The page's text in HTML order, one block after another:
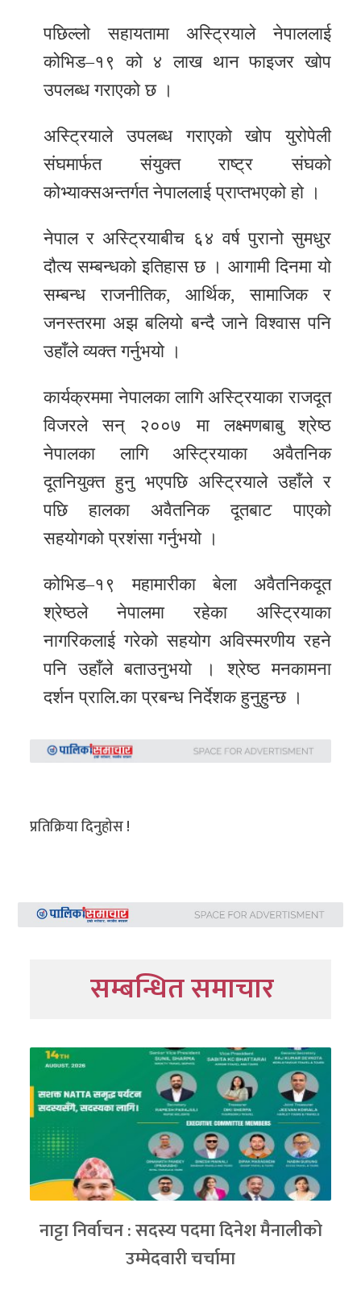
पछिल्लो सहायतामा अस्ट्रियाले नेपाललाई
कोभिड–१९ को ४ लाख थान फाइजर खोप
उपलब्ध गराएको छ ।
अस्ट्रियाले उपलब्ध गराएको खोप युरोपेली
संघमार्फत संयुक्त राष्ट्र संघको
कोभ्याक्सअन्तर्गत नेपाललाई प्राप्तभएको हो ।
नेपाल र अस्ट्रियाबीच ६४ वर्ष पुरानो सुमधुर
दौत्य सम्बन्धको इतिहास छ । आगामी दिनमा यो
सम्बन्ध राजनीतिक, आर्थिक, सामाजिक र
जनस्तरमा अझ बलियो बन्दै जाने विश्वास पनि
उहाँले व्यक्त गर्नुभयो ।
कार्यक्रममा नेपालका लागि अस्ट्रियाका राजदूत
विजरले सन् २००७ मा लक्ष्मणबाबु श्रेष्ठ
नेपालका लागि अस्ट्रियाका अवैतनिक
दूतनियुक्त हुनु भएपछि अस्ट्रियाले उहाँले र
पछि हालका अवैतनिक दूतबाट पाएको
सहयोगको प्रशंसा गर्नुभयो ।
कोभिड–१९ महामारीका बेला अवैतनिकदूत
श्रेष्ठले नेपालमा रहेका अस्ट्रियाका
नागरिकलाई गरेको सहयोग अविस्मरणीय रहने
पनि उहाँले बताउनुभयो । श्रेष्ठ मनकामना
दर्शन प्रालि.का प्रबन्ध निर्देशक हुनुहुन्छ ।
प्रतिक्रिया दिनुहोस !
सम्बन्धित समाचार
नाट्टा निर्वाचन : सदस्य पदमा दिनेश मैनालीको
उम्मेदवारी चर्चामा